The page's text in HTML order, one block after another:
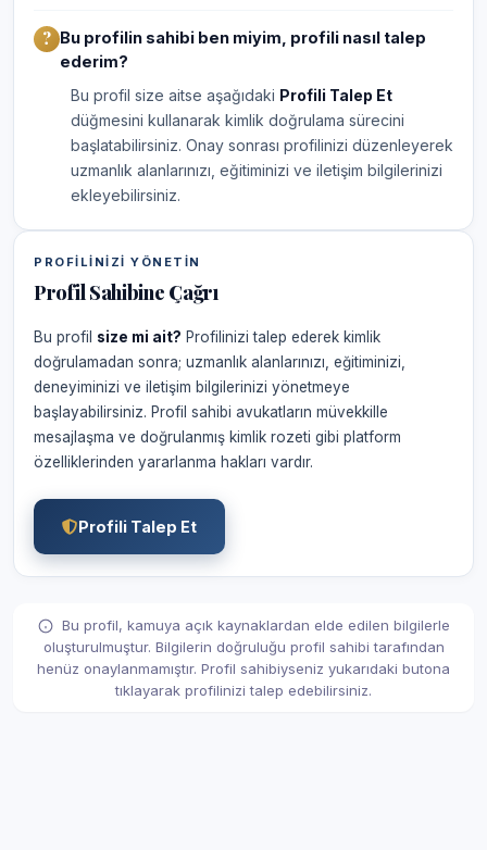
Bu profilin sahibi ben miyim, profili nasıl talep
ederim?
Bu profil size aitse aşağıdaki Profili Talep Et
düğmesini kullanarak kimlik doğrulama sürecini
başlatabilirsiniz. Onay sonrası profilinizi düzenleyerek
uzmanlık alanlarınızı, eğitiminizi ve iletişim bilgilerinizi
ekleyebilirsiniz.
PROFILINIZI YÖNETIN
Profil Sahibine Çağrı
Bu profil size mi ait? Profilinizi talep ederek kimlik
doğrulamadan sonra; uzmanlık alanlarınızı, eğitiminizi,
deneyiminizi ve iletişim bilgilerinizi yönetmeye
başlayabilirsiniz. Profil sahibi avukatların müvekkille
mesajlaşma ve doğrulanmış kimlik rozeti gibi platform
özelliklerinden yararlanma hakları vardır.
Profili Talep Et
Bu profil, kamuya açık kaynaklardan elde edilen bilgilerle
oluşturulmuştur. Bilgilerin doğruluğu profil sahibi tarafından
henüz onaylanmamıştır. Profil sahibiyseniz yukarıdaki butona
tıklayarak profilinizi talep edebilirsiniz.